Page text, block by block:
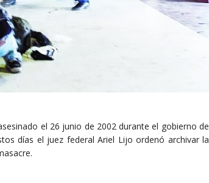
el 26 junio de 2002 durante el gobierno de
días el juez federal Ariel Lijo ordenó archivar la